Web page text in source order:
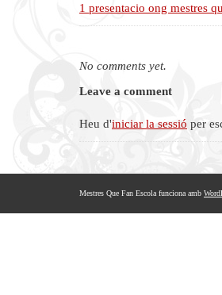
1 presentacio ong mestres
No comments yet.
Leave a comment
Heu d'iniciar la sessió per
Mestres Que Fan Escola funciona amb